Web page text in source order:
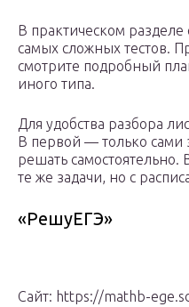
В практическом
самых сложных тестов.
смотрите подробный
иного типа.
Для удобства разбора
В первой — только сами
решать самостоятельно.
те же задачи, но с
«РешуЕГЭ»
Сайт: https://mathb-